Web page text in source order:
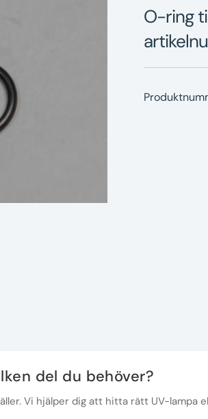
O-ring
del du behöver?
Vi hjälper dig att hitta rätt UV-lampa